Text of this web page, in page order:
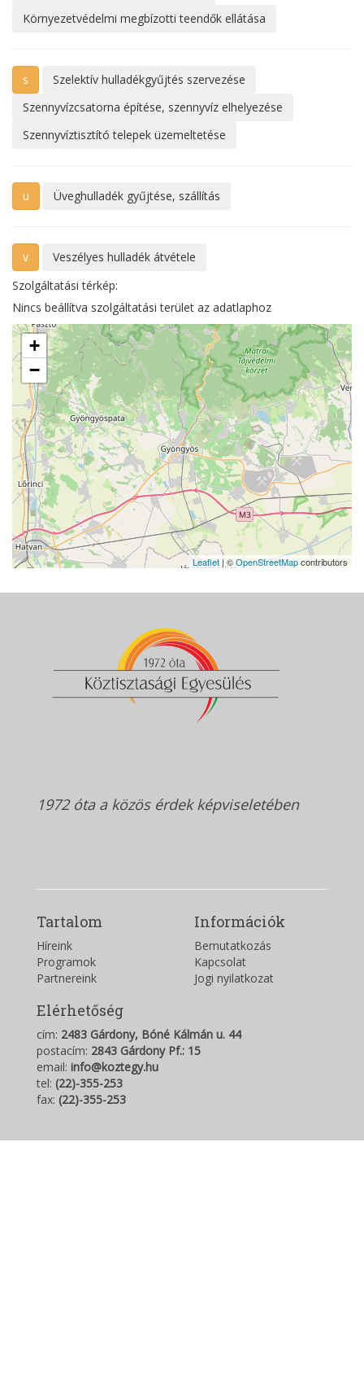
Környezetvédelmi megbízotti teendők ellátása
s
Szelektív hulladékgyűjtés szervezése
Szennyvízcsatorna építése, szennyvíz elhelyezése
Szennyvíztisztító telepek üzemeltetése
u Üveghulladék gyűjtése, szállítás
v
Veszélyes hulladék átvétele
Szolgáltatási térkép:
Nincs beállítva szolgáltatási terület az adatlaphoz
+
−
Leaflet| ©OpenStreetMapcontributors
1972 óta a közös érdek képviseletében
Tartalom
Híreink
Programok
Partnereink
Információk
Bemutatkozás
Kapcsolat
Jogi nyilatkozat
Elérhetőség
cím: 2483 Gárdony, Bóné Kálmán u. 44
postacím: 2843 Gárdony Pf.: 15
email: info@koztegy.hu
tel: (22)-355-253
fax: (22)-355-253